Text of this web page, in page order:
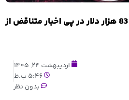
سقوط بیت کوین از مرز 83 هزار دلار در پی اخبار متناقض از
اردیبهشت 24, 1405
5:46 ب.ظ
بدون نظر